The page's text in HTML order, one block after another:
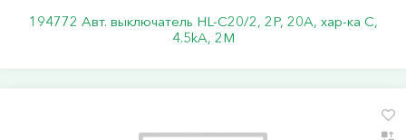
194772 Авт. выключатель HL-C20/2, 2P, 20A, хар-ка C,
4.5kA, 2M